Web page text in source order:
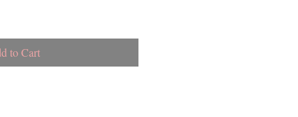
to Cart